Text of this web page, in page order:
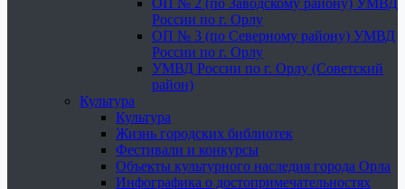
ОП № 2 (по Заводскому району) УМВД
России по г. Орлу
ОП № 3 (по Северному району) УМВД
России по г. Орлу
УМВД России по г. Орлу (Советский
район)
Культура
Культура
Жизнь городских библиотек
Фестивали и конкурсы
Объекты культурного наследия города Орла
Инфографика о достопримечательностях